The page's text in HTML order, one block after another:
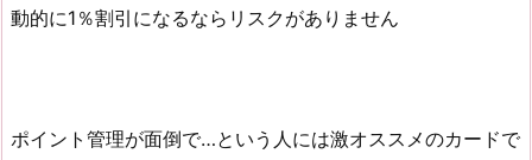
動的に1％割引になるならリスクがありません
ポイント管理が面倒で…という人には激オススメのカードで